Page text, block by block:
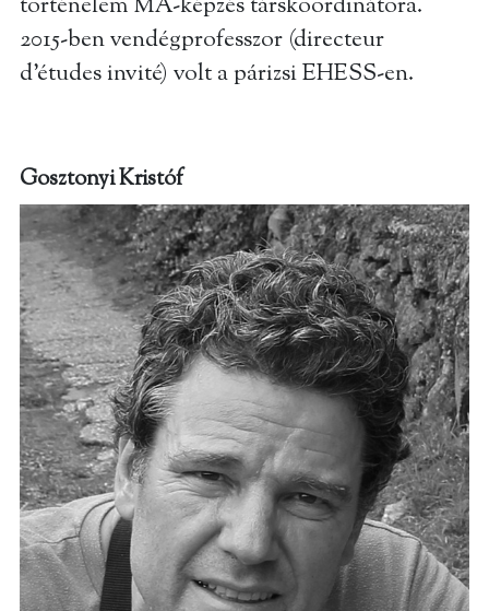
történelem MA-képzés társkoordinátora.
2015-ben vendégprofesszor (directeur
d’études invité) volt a párizsi EHESS-en.
Gosztonyi Kristóf